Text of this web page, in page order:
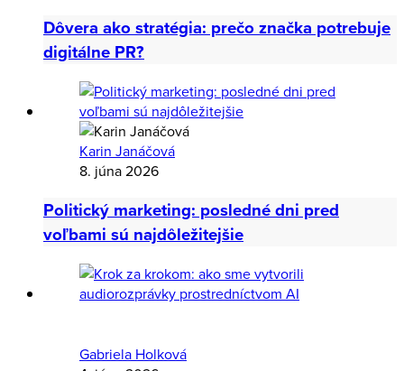
Dôvera ako stratégia: prečo značka potrebuje
digitálne PR?
Karin Janáčová
8. júna 2026
Politický marketing: posledné dni pred
voľbami sú najdôležitejšie
Gabriela Holková